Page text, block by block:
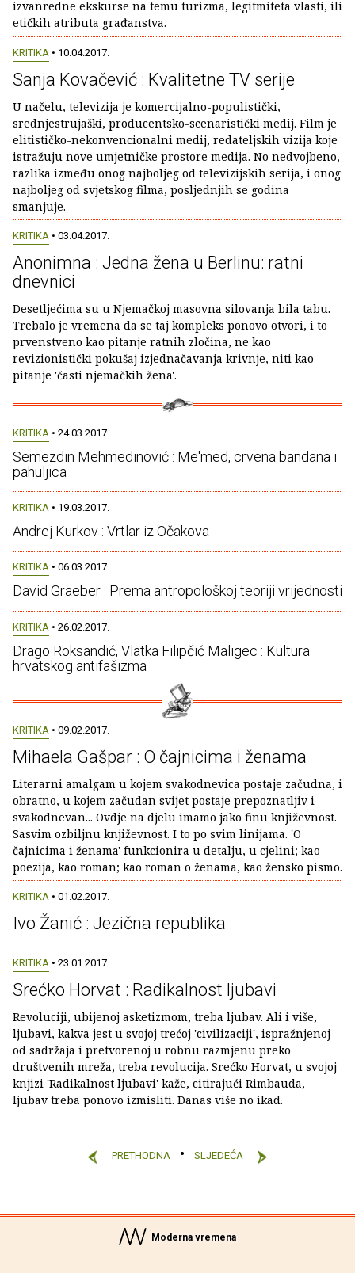
izvanredne ekskurse na temu turizma, legitmiteta vlasti, ili
etičkih atributa građanstva.
KRITIKA • 10.04.2017.
Sanja Kovačević : Kvalitetne TV serije
U načelu, televizija je komercijalno-populistički,
srednjestrujaški, producentsko-scenaristički medij. Film je
elitističko-nekonvencionalni medij, redateljskih vizija koje
istražuju nove umjetničke prostore medija. No nedvojbeno,
razlika između onog najboljeg od televizijskih serija, i onog
najboljeg od svjetskog filma, posljednjih se godina
smanjuje.
KRITIKA • 03.04.2017.
Anonimna : Jedna žena u Berlinu: ratni
dnevnici
Desetljećima su u Njemačkoj masovna silovanja bila tabu.
Trebalo je vremena da se taj kompleks ponovo otvori, i to
prvenstveno kao pitanje ratnih zločina, ne kao
revizionistički pokušaj izjednačavanja krivnje, niti kao
pitanje 'časti njemačkih žena'.
KRITIKA • 24.03.2017.
Semezdin Mehmedinović : Me'med, crvena bandana i
pahuljica
KRITIKA • 19.03.2017.
Andrej Kurkov : Vrtlar iz Očakova
KRITIKA • 06.03.2017.
David Graeber : Prema antropološkoj teoriji vrijednosti
KRITIKA • 26.02.2017.
Drago Roksandić, Vlatka Filipčić Maligec : Kultura
hrvatskog antifašizma
KRITIKA • 09.02.2017.
Mihaela Gašpar : O čajnicima i ženama
Literarni amalgam u kojem svakodnevica postaje začudna, i
obratno, u kojem začudan svijet postaje prepoznatljiv i
svakodnevan... Ovdje na djelu imamo jako finu književnost.
Sasvim ozbiljnu književnost. I to po svim linijama. 'O
čajnicima i ženama' funkcionira u detalju, u cjelini; kao
poezija, kao roman; kao roman o ženama, kao žensko pismo.
KRITIKA • 01.02.2017.
Ivo Žanić : Jezična republika
KRITIKA • 23.01.2017.
Srećko Horvat : Radikalnost ljubavi
Revoluciji, ubijenoj asketizmom, treba ljubav. Ali i više,
ljubavi, kakva jest u svojoj trećoj 'civilizaciji', ispražnjenoj
od sadržaja i pretvorenoj u robnu razmjenu preko
društvenih mreža, treba revolucija. Srećko Horvat, u svojoj
knjizi 'Radikalnost ljubavi' kaže, citirajući Rimbauda,
ljubav treba ponovo izmisliti. Danas više no ikad.
PRETHODNA SLJEDEĆA
Moderna vremena